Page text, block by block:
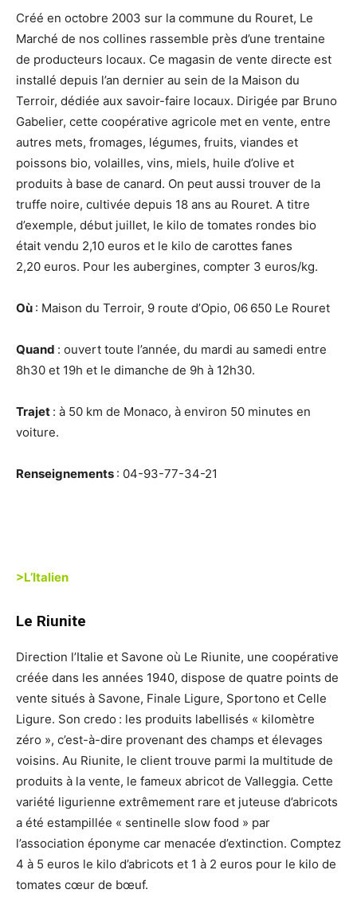
Créé en octobre 2003 sur la commune du Rouret, Le
Marché de nos collines rassemble près d’une trentaine
de producteurs locaux. Ce magasin de vente directe est
installé depuis l’an dernier au sein de la Maison du
Terroir, dédiée aux savoir-faire locaux. Dirigée par Bruno
Gabelier, cette coopérative agricole met en vente, entre
autres mets, fromages, légumes, fruits, viandes et
poissons bio, volailles, vins, miels, huile d’olive et
produits à base de canard. On peut aussi trouver de la
truffe noire, cultivée depuis 18 ans au Rouret. A titre
d’exemple, début juillet, le kilo de tomates rondes bio
était vendu 2,10 euros et le kilo de carottes fanes
2,20 euros. Pour les aubergines, compter 3 euros/kg.
Où : Maison du Terroir, 9 route d’Opio, 06 650 Le Rouret
Quand : ouvert toute l’année, du mardi au samedi entre
8h30 et 19h et le dimanche de 9h à 12h30.
Trajet : à 50 km de Monaco, à environ 50 minutes en
voiture.
Renseignements : 04-93-77-34-21
>L’Italien
Le Riunite
Direction l’Italie et Savone où Le Riunite, une coopérative
créée dans les années 1940, dispose de quatre points de
vente situés à Savone, Finale Ligure, Sportono et Celle
Ligure. Son credo : les produits labellisés « kilomètre
zéro », c’est-à-dire provenant des champs et élevages
voisins. Au Riunite, le client trouve parmi la multitude de
produits à la vente, le fameux abricot de Valleggia. Cette
variété ligurienne extrêmement rare et juteuse d’abricots
a été estampillée « sentinelle slow food » par
l’association éponyme car menacée d’extinction. Comptez
4 à 5 euros le kilo d’abricots et 1 à 2 euros pour le kilo de
tomates cœur de bœuf.